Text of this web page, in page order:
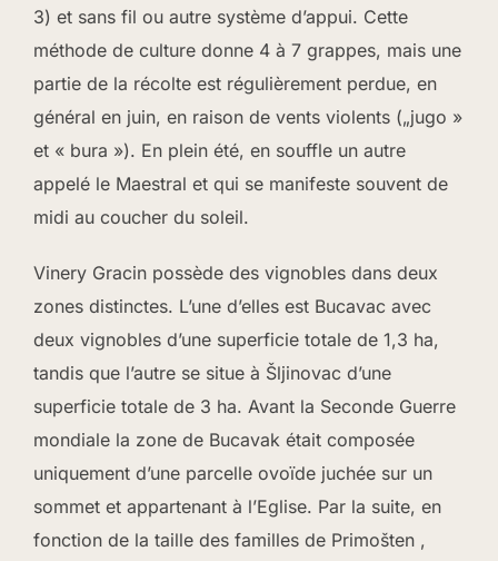
3) et sans fil ou autre système d’appui. Cette
méthode de culture donne 4 à 7 grappes, mais une
partie de la récolte est régulièrement perdue, en
général en juin, en raison de vents violents („jugo »
et « bura »). En plein été, en souffle un autre
appelé le Maestral et qui se manifeste souvent de
midi au coucher du soleil.
Vinery Gracin possède des vignobles dans deux
zones distinctes. L’une d’elles est Bucavac avec
deux vignobles d’une superficie totale de 1,3 ha,
tandis que l’autre se situe à Šljinovac d’une
superficie totale de 3 ha. Avant la Seconde Guerre
mondiale la zone de Bucavak était composée
uniquement d’une parcelle ovoïde juchée sur un
sommet et appartenant à l’Eglise. Par la suite, en
fonction de la taille des familles de Primošten ,